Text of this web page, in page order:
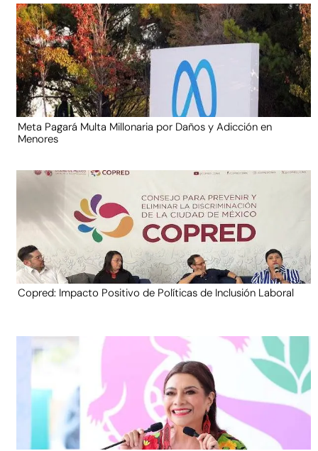
Meta Pagará Multa Millonaria por Daños y Adicción en
Menores
Copred: Impacto Positivo de Políticas de Inclusión Laboral